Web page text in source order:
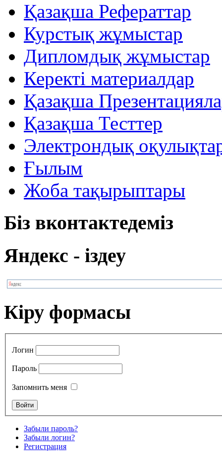
Қазақша Рефераттар
Курстық жұмыстар
Дипломдық жұмыстар
Керекті материалдар
Қазақша
Қазақша Тесттер
Электрондық
Ғылым
Жоба тақырыптары
Біз вконтактедеміз
Яндекс - іздеу
Кіру формасы
Логин
Пароль
Запомнить меня
Забыли пароль?
Забыли логин?
Регистрация